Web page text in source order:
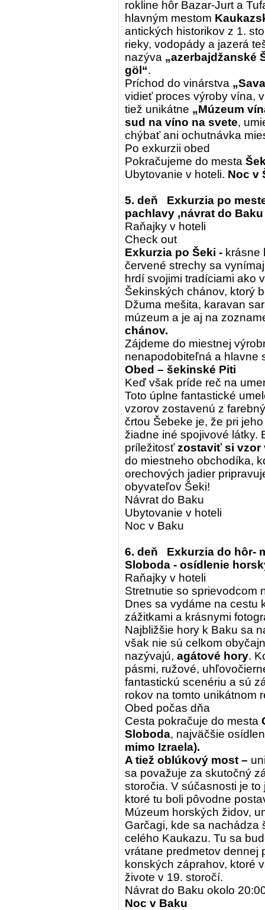
rokline hôr Bazar-Jurt a
hlavným mestom
antických historikov z 1.
rieky, vodopády a jazerá
nazýva „azerbajdžanské
göl“.
Príchod do vinárstva
vidieť proces výroby vína,
tiež unikátne „Múzeum
sud na víno na svete,
chýbať ani ochutnávka
Po exkurzii obed
Pokračujeme do mesta
Ubytovanie v hoteli. Noc v
5. deň Exkurzia po
pachlavy ,návrat do Baku
Raňajky v hoteli
Check out
Exkurzia po Šeki - krásne
červené strechy sa
hrdí svojimi tradíciami ako
Šekinských chánov, ktorý
Džuma mešita, karavan
múzeum a je aj na
chánov.
Zájdeme do miestnej
nenapodobiteľná a hlavne
Obed – šekinské Piti
Keď však príde reč na
Toto úplne fantastické
vzorov zostavenú z
črtou Šebeke je, že pri
žiadne iné spojivové látky.
príležitosťzostaviť si vzor
do miestneho obchodíka,
orechových jadier
obyvateľov Šeki!
Návrat do Baku
Ubytovanie v hoteli
Noc v Baku
6. deň Exkurzia do hôr-
Sloboda - osídlenie
Raňajky v hoteli
Stretnutie so sprievodcom
Dnes sa vydáme na cestu
zážitkami a krásnymi
Najbližšie hory k Baku sa
však nie sú celkom
nazývajú, agátové hory.
pásmi, ružové,
fantastickú scenériu a sú
rokov na tomto unikátnom
Obed počas dňa
Cesta pokračuje do mesta
Sloboda, najväčšie
mimo Izraela).
A tiež oblúkový most –
sa považuje za skutočný
storočia. V súčasnosti je
ktoré tu boli pôvodne
Múzeum horských židov,
Garčagi, kde sa nachádza
celého Kaukazu. Tu sa
vrátane predmetov dennej
konských záprahov, ktoré
živote v 19. storočí.
Návrat do Baku okolo
Noc v Baku